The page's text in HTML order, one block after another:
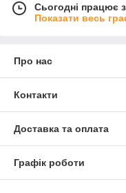
Сьогодні працює
Показати весь
Про нас
Контакти
Доставка та оплата
Графік роботи